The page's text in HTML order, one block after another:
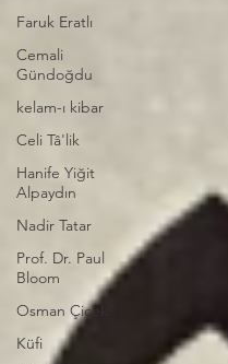
Faruk Eratlı
Cemali
Gündoğdu
kelam-ı kibar
Celi Tâ'lik
Hanife Yiğit
Alpaydın
Nadir Tatar
Prof. Dr. Paul
Bloom
Osman Çiçek
Küfi